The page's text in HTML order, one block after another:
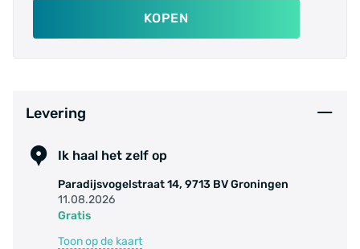
KOPEN
Levering
Ik haal het zelf op
Paradijsvogelstraat 14, 9713 BV Groningen
11.08.2026
Gratis
Toon op de kaart